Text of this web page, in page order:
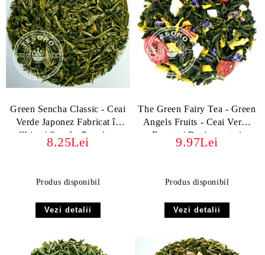
Green Sencha Classic - Ceai
Verde Japonez Fabricat în
China | Sencha Premium
8.25Lei
Produs disponibil
Vezi detalii
The Green Fairy Tea - Green
Angels Fruits - Ceai Verde
Fructat | Revigorant și
Exotic
9.97Lei
Produs disponibil
Vezi detalii